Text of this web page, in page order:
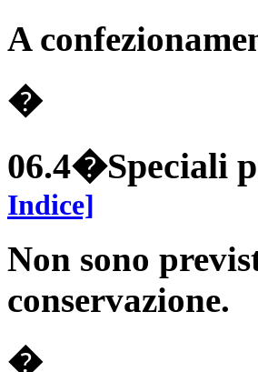
A
�
06.4�Speciali
Indice]
Non sono
conservazione.
�